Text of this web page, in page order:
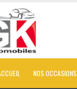
NOS OCCASIONS